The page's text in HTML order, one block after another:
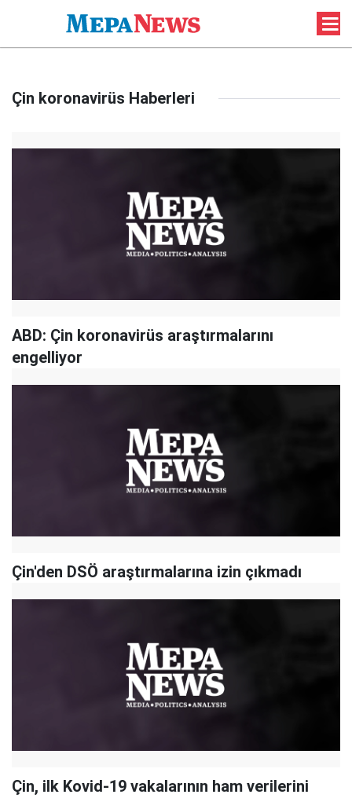
Çin koronavirüs Haberleri
ABD: Çin koronavirüs araştırmalarını
engelliyor
Çin'den DSÖ araştırmalarına izin çıkmadı
Çin, ilk Kovid-19 vakalarının ham verilerini